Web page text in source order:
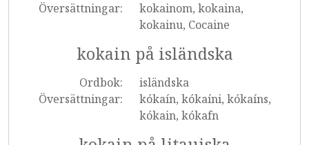
Översättningar:
kokainom, kokaina,
kokainu, Cocaine
kokain på isländska
Ordbok:
isländska
Översättningar:
kókaín, kókaíni, kókaíns,
kókain, kókafn